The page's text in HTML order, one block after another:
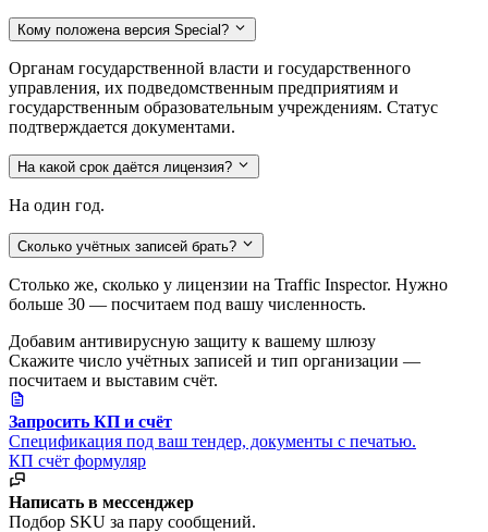
Кому положена версия Special?
Органам государственной власти и государственного
управления, их подведомственным предприятиям и
государственным образовательным учреждениям. Статус
подтверждается документами.
На какой срок даётся лицензия?
На один год.
Сколько учётных записей брать?
Столько же, сколько у лицензии на Traffic Inspector. Нужно
больше 30 — посчитаем под вашу численность.
Добавим антивирусную защиту к вашему шлюзу
Скажите число учётных записей и тип организации —
посчитаем и выставим счёт.
Запросить КП и счёт
Спецификация под ваш тендер, документы с печатью.
КП счёт формуляр
Написать в мессенджер
Подбор SKU за пару сообщений.